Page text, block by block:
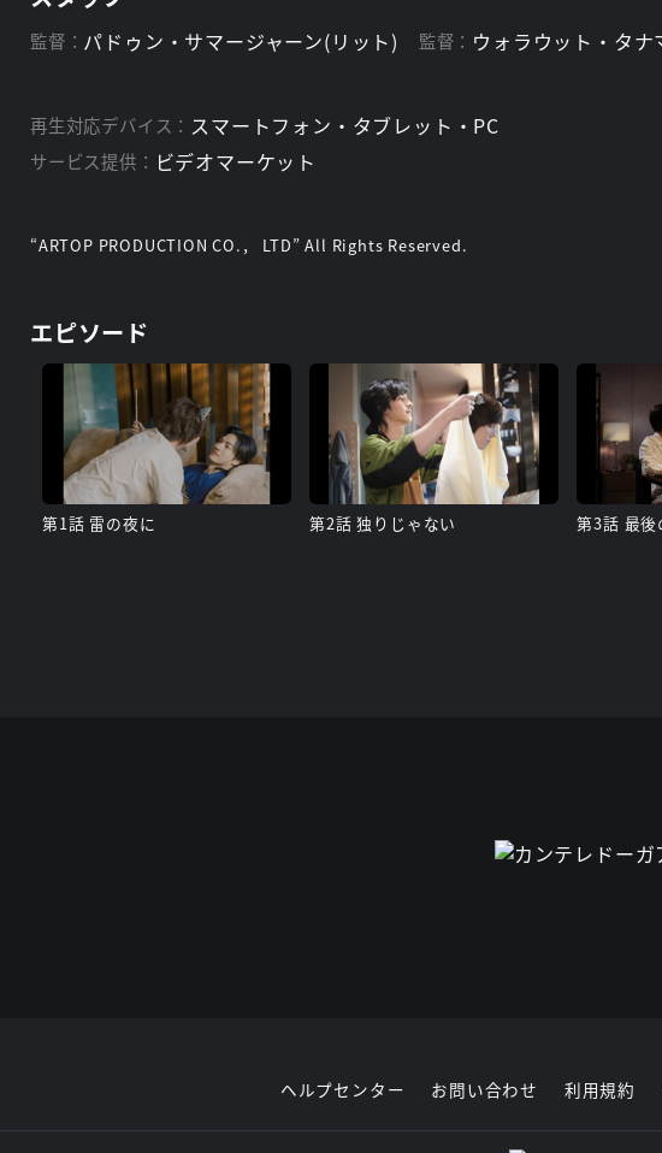
監督： パドゥン・サマージャーン(リット) 監督： ウォラウット・タ
再生対応デバイス： スマートフォン・タブレット・PC
サービス提供： ビデオマーケット
“ARTOP PRODUCTION CO.， LTD” All Rights Reserved.
エピソード
第1話 雷の夜に 第2話 独りじゃない 第3話 最後
ヘルプセンター お問い合わせ 利用規約